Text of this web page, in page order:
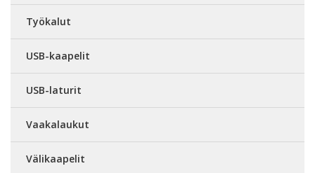
Työkalut
USB-kaapelit
USB-laturit
Vaakalaukut
Välikaapelit